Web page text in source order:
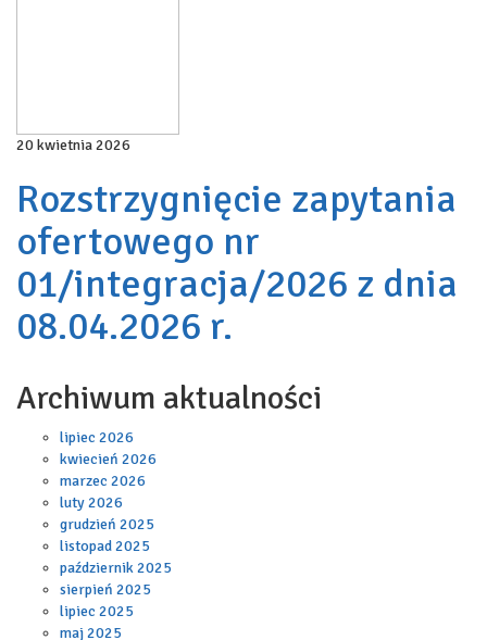
20 kwietnia 2026
Rozstrzygnięcie zapytania
ofertowego nr
01/integracja/2026 z dnia
08.04.2026 r.
Archiwum aktualności
lipiec 2026
kwiecień 2026
marzec 2026
luty 2026
grudzień 2025
listopad 2025
październik 2025
sierpień 2025
lipiec 2025
maj 2025